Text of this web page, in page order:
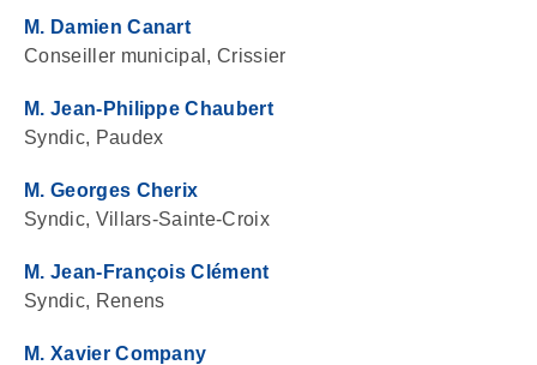
M. Damien Canart
Conseiller municipal, Crissier
M. Jean-Philippe Chaubert
Syndic, Paudex
M. Georges Cherix
Syndic, Villars-Sainte-Croix
M. Jean-François Clément
Syndic, Renens
M. Xavier Company